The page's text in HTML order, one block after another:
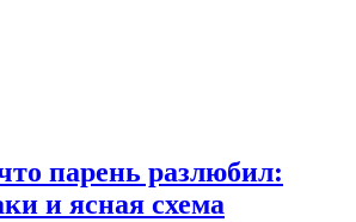
парень разлюбил:
и ясная схема